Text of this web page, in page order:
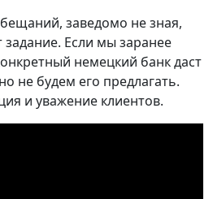
заведомо не зная,
Если мы заранее
немецкий банк даст
не будем его предлагать.
и уважение клиентов.